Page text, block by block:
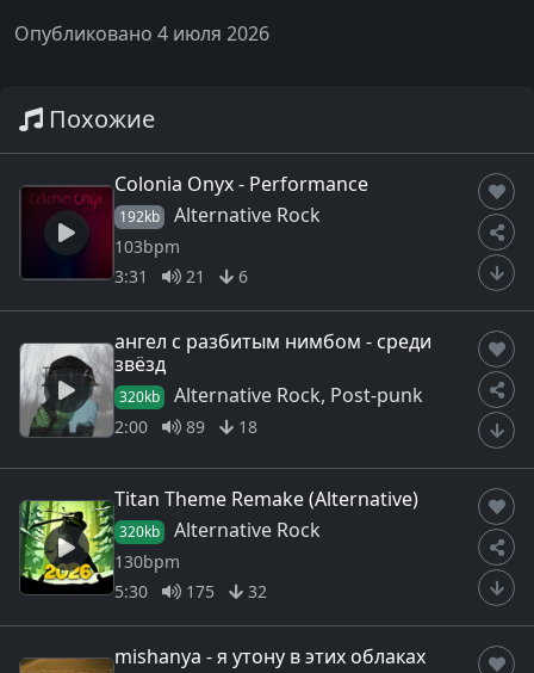
Опубликовано 4 июля 2026
Похожие
Colonia Onyx - Performance
192kb Alternative Rock
103bpm
3:31
21 6
ангел с разбитым нимбом - среди
звёзд
320kb Alternative Rock, Post-punk
2:00 89 18
Titan Theme Remake (Alternative)
320kb Alternative Rock
130bpm
5:30
175 32
mishanya - я утону в этих облаках